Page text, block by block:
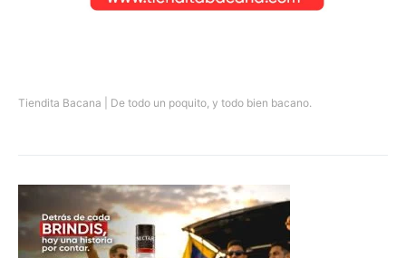
Tiendita Bacana | De todo un poquito, y todo bien bacano.